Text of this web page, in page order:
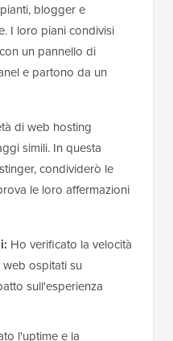
blogger e
I loro piani condivisi
un pannello di
e partono da un
di web hosting
simili. In questa
condividerò le
le loro affermazioni
Ho verificato la velocità
ospitati su
sull'esperienza
l'uptime e la